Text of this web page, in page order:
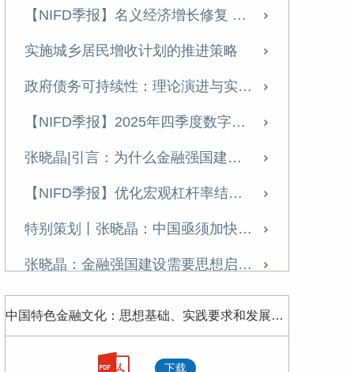
【NIFD季报】供需失衡难改善，美国“胀”大于“滞”——2025H1全球金融市场
张晓晶：加强人工智能发展的金融支持
坚定不移走好中国特色金融发展之路
【NIFD季报】名义经济增长修复 宏观杠杆率增幅收窄——2026年一季度宏观杠杆率报告
实施城乡居民增收计划的推进策略
政府债务可持续性：理论演进与实践启示
【NIFD季报】2025年四季度数字资产季报
张晓晶|引言：为什么金融强国建设亟待一场金融启蒙？
【NIFD季报】优化宏观杠杆率结构 提高信用扩张对增长的支持效能——2025年四季度宏观杠杆率报告
特别策划丨张晓晶：中国亟须加快高水平开放下的金融制度创新
张晓晶：金融强国建设需要思想启蒙，清除惯性思维丨长安讲坛
壮大耐心资本：理论逻辑、时代价值与现实路径
中国特色金融文化：思想基础、实践要求和发展方向.pdf
下载